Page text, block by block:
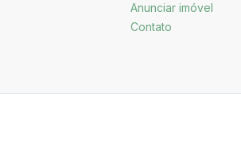
Anunciar imóvel
Contato